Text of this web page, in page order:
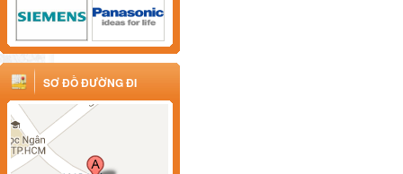
SƠ ĐỒ ĐƯỜNG ĐI